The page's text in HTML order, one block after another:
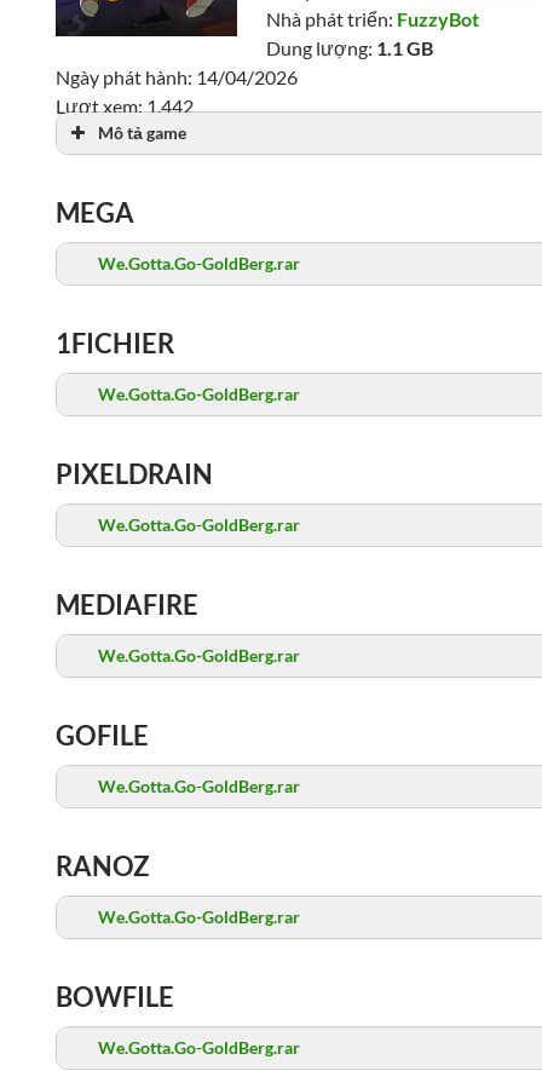
Nhà phát triển: FuzzyBot
Dung lượng: 1.1 GB
Ngày phát hành: 14/04/2026
Lượt xem: 1,442
Mô tả game
MEGA
We.Gotta.Go-GoldBerg.rar
1FICHIER
We.Gotta.Go-GoldBerg.rar
PIXELDRAIN
We.Gotta.Go-GoldBerg.rar
MEDIAFIRE
We.Gotta.Go-GoldBerg.rar
GOFILE
We.Gotta.Go-GoldBerg.rar
RANOZ
We.Gotta.Go-GoldBerg.rar
BOWFILE
We.Gotta.Go-GoldBerg.rar